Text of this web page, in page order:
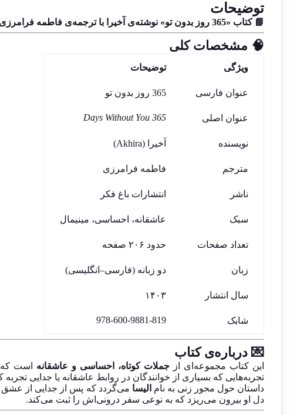
توضیحات
📘 کتاب «365 روز بدون تو» نوشته‌ی آخیرا با ترجمه‌ی فاطمه فرامرزی توسط انتشارات باغ فکر منتشر شده است.
🧠 مشخصات کلی
ویژگی توضیحات
عنوان فارسی 365 روز بدون تو
عنوان اصلی 365 Days Without You
نویسنده آخیرا (Akhira)
مترجم فاطمه فرامرزی
ناشر انتشارات باغ فکر
سبک عاشقانه، احساسی، مینیمال
تعداد صفحات حدود ۲۰۶ صفحه
زبان دو زبانه (فارسی–انگلیسی)
سال انتشار ۱۴۰۳
شابک ‎978-600-9881-819
💌 درباره‌ی کتاب
این کتاب مجموعه‌ای از جملات کوتاه، احساسی و عاشقانه است که
تجربه‌هایی که بسیاری از خوانندگان در روابط عاشقانه یا جدایی تجربه
داستان حول محور زنی به نام الیسا می‌گردد که پس از جدایی از
دل او بیرون می‌ریزد که به نوعی سفر درونی‌اش را ثبت می‌کند.